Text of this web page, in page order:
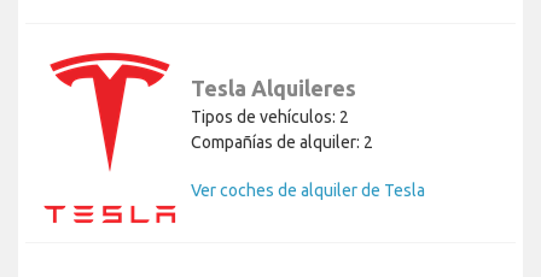
Tesla Alquileres
Tipos de vehículos: 2
Compañías de alquiler: 2
Ver coches de alquiler de Tesla